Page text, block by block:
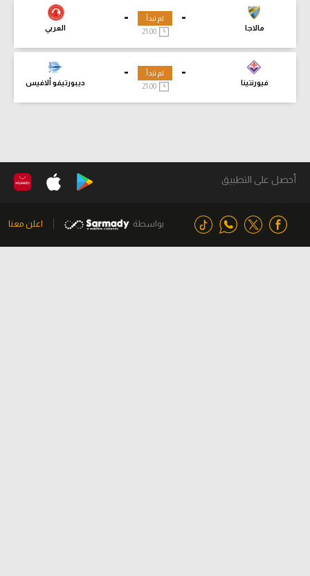
-
مالاجا
-
العربي
لم تبدأ
21:00
-
فيورنتينا
-
ديبورتيفو ألافيس
لم تبدأ
21:00
أحصل على التطبيق
بواسطة اعلن معنا